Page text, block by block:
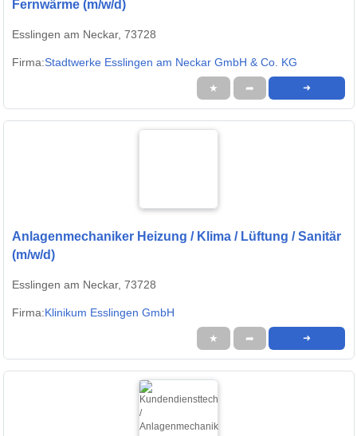
Fernwärme (m/w/d)
Esslingen am Neckar, 73728
Firma:Stadtwerke Esslingen am Neckar GmbH & Co. KG
★ ➦ ➜
Anlagenmechaniker Heizung / Klima / Lüftung / Sanitär
(m/w/d)
Esslingen am Neckar, 73728
Firma:Klinikum Esslingen GmbH
★ ➦ ➜